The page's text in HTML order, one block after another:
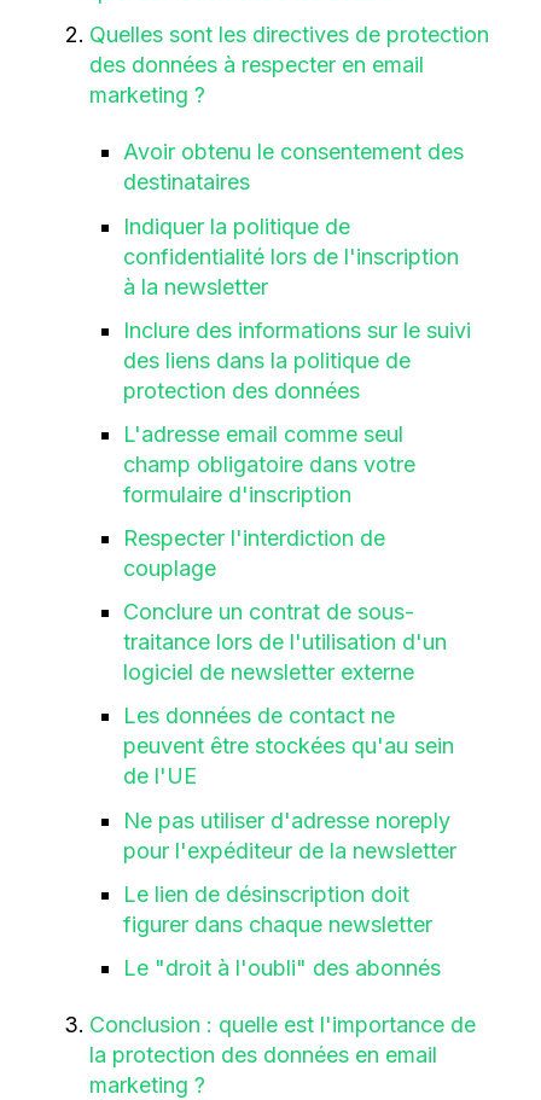
Quelles sont les directives de protection
des données à respecter en email
marketing ?
Avoir obtenu le consentement des
destinataires
Indiquer la politique de
confidentialité lors de l'inscription
à la newsletter
Inclure des informations sur le suivi
des liens dans la politique de
protection des données
L'adresse email comme seul
champ obligatoire dans votre
formulaire d'inscription
Respecter l'interdiction de
couplage
Conclure un contrat de sous-
traitance lors de l'utilisation d'un
logiciel de newsletter externe
Les données de contact ne
peuvent être stockées qu'au sein
de l'UE
Ne pas utiliser d'adresse noreply
pour l'expéditeur de la newsletter
Le lien de désinscription doit
figurer dans chaque newsletter
Le "droit à l'oubli" des abonnés
Conclusion : quelle est l'importance de
la protection des données en email
marketing ?